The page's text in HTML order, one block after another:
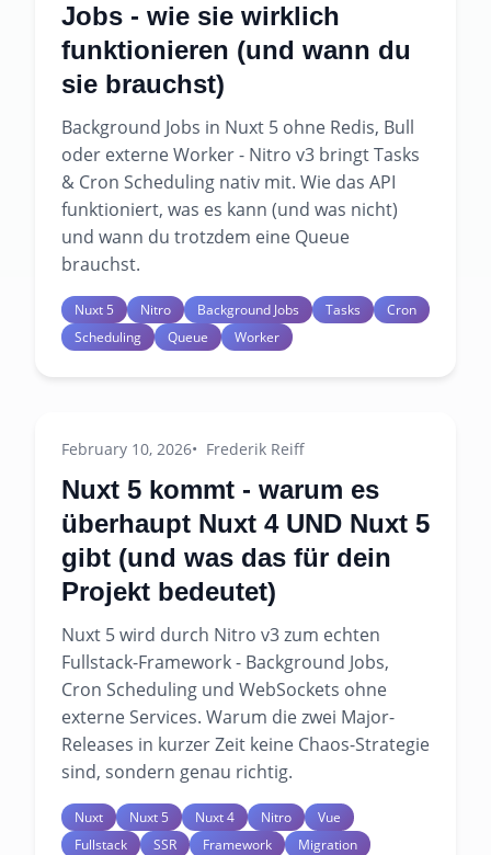
Jobs - wie sie wirklich
funktionieren (und wann du
sie brauchst)
Background Jobs in Nuxt 5 ohne Redis, Bull
oder externe Worker - Nitro v3 bringt Tasks
& Cron Scheduling nativ mit. Wie das API
funktioniert, was es kann (und was nicht)
und wann du trotzdem eine Queue
brauchst.
Nuxt 5 Nitro Background Jobs Tasks
Cron
Scheduling
Queue Worker
February 10, 2026 Frederik Reiff
Nuxt 5 kommt - warum es
überhaupt Nuxt 4 UND Nuxt 5
gibt (und was das für dein
Projekt bedeutet)
Nuxt 5 wird durch Nitro v3 zum echten
Fullstack-Framework - Background Jobs,
Cron Scheduling und WebSockets ohne
externe Services. Warum die zwei Major-
Releases in kurzer Zeit keine Chaos-Strategie
sind, sondern genau richtig.
Nuxt Nuxt 5 Nuxt 4 Nitro
Vue
Fullstack
SSR Framework Migration